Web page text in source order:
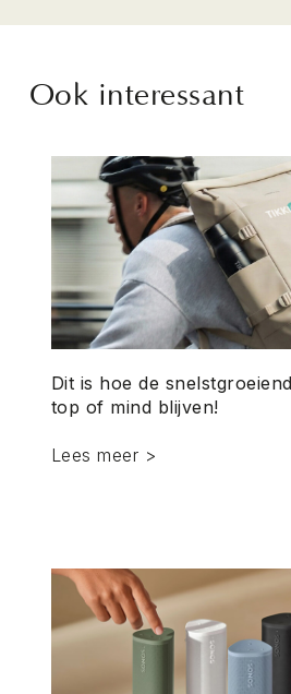
Ook interessant
Dit is hoe de
top of mind blijven!
Lees meer >